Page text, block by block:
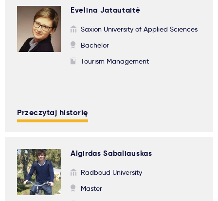
Evelina Jatautaitė
Saxion University of Applied Sciences
Bachelor
Tourism Management
Przeczytaj historię
Algirdas Sabaliauskas
Radboud University
Master